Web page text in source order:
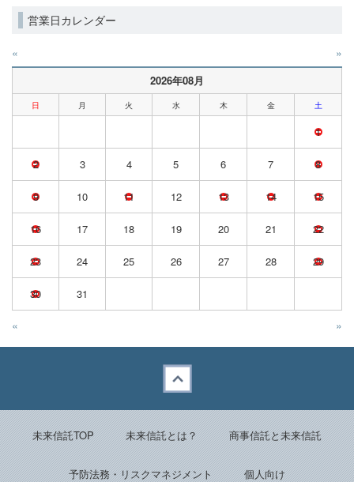
営業日カレンダー
« »
2026年08月
日 月 火 水 木 金 土
1
2 3 4 5 6 7 8
9 10 11 12 13 14 15
16 17 18 19 20 21 22
23 24 25 26 27 28 29
30 31
« »
未来信託TOP 未来信託とは？ 商事信託と未来信託
予防法務・リスクマネジメント 個人向け
Back to top